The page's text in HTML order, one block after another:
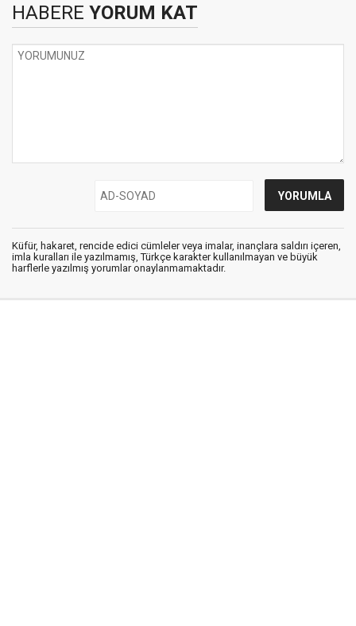
HABERE YORUM KAT
Küfür, hakaret, rencide edici cümleler veya imalar, inançlara saldırı içeren,
imla kuralları ile yazılmamış, Türkçe karakter kullanılmayan ve büyük
harflerle yazılmış yorumlar onaylanmamaktadır.